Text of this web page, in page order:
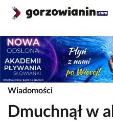
Wiadomości
Dmuchnął w